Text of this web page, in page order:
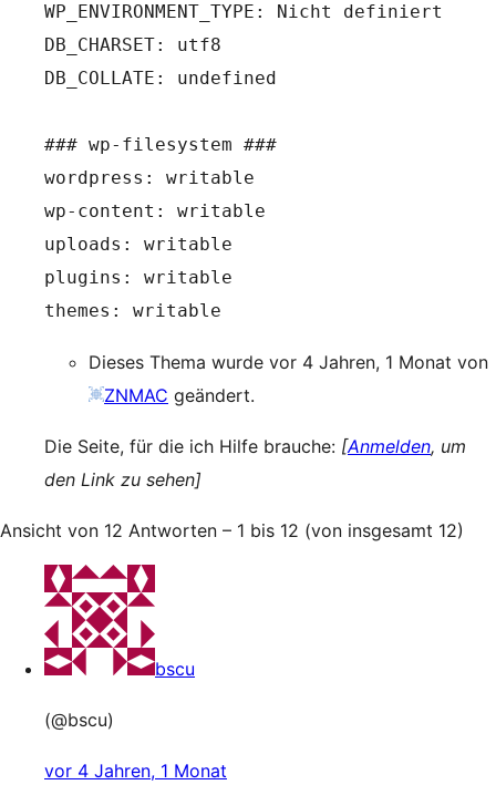
WP_ENVIRONMENT_TYPE: Nicht definiert
DB_CHARSET: utf8
DB_COLLATE: undefined
### wp-filesystem ###
wordpress: writable
wp-content: writable
uploads: writable
plugins: writable
themes: writable
Dieses Thema wurde vor 4 Jahren, 1 Monat von
ZNMAC geändert.
Die Seite, für die ich Hilfe brauche: [Anmelden, um
den Link zu sehen]
Ansicht von 12 Antworten – 1 bis 12 (von insgesamt 12)
bscu
(@bscu)
vor 4 Jahren, 1 Monat